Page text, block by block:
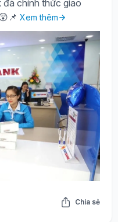
đã chính thức giao
Xem thêm
Chia sẻ